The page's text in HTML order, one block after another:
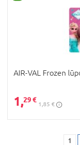
AIR-VAL Frozen
1,29 €
1,85 €
1